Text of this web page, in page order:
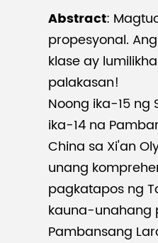
Abstract:
propesyonal.
klase ay
palakasan!
Noong ika-15 ng
ika-14 na
China sa Xi'an
unang
pagkatapos ng
kauna-unahang
Pambansang